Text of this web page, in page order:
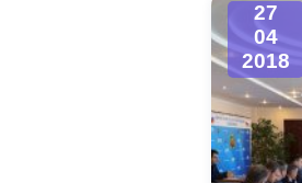
27
04
2018